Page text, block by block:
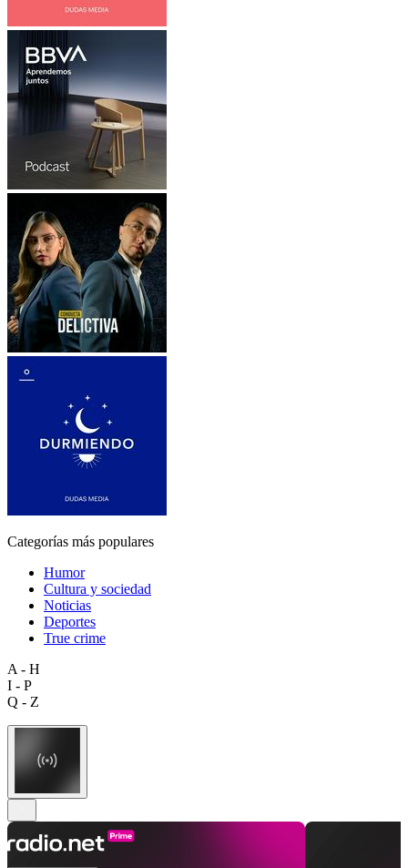
Categorías más populares
Humor
Cultura y sociedad
Noticias
Deportes
True crime
A - H
I - P
Q - Z